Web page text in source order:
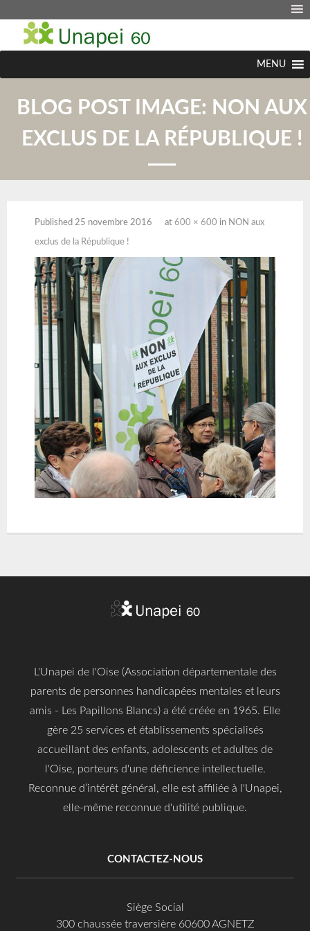
MENU
BLOG POST IMAGE: NON AUX
EXCLUS DE LA RÉPUBLIQUE !
Published 25 novembre 2016 at 600 × 600 in NON aux
exclus de la République !
L'Unapei de l'Oise (Association départementale des
parents de personnes handicapées mentales et leurs
amis - Les Papillons Blancs) a été créée en 1965. Elle
gère 25 services et établissements spécialisés
accueillant des enfants, adolescents et adultes de
l'Oise, porteurs d'une déficience intellectuelle.
Reconnue d’intérêt général, elle est affiliée à l'Unapei,
elle-même reconnue d'utilité publique.
CONTACTEZ-NOUS
Siège Social
300 chaussée traversière 60600 AGNETZ